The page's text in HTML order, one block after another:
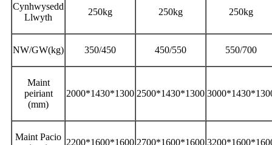
Cynhwysedd
Llwyth
250kg 250kg 250kg
NW/GW(kg) 350/450 450/550 550/700
Maint
peiriant
(mm)
2000*1430*1300 2500*1430*1300
Maint Pacio
2200*1600*1600 2700*1600*1600